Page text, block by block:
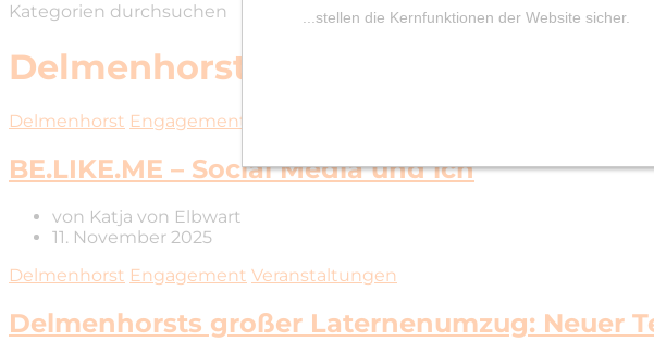
Kategorien durchsuchen
Delmenhorst
Delmenhorst Engagement
BE.LIKE.ME – Social Media und ich
von Katja von Elbwart
11. November 2025
Delmenhorst Engagement Veranstaltungen
Delmenhorsts großer Laternenumzug: Neuer